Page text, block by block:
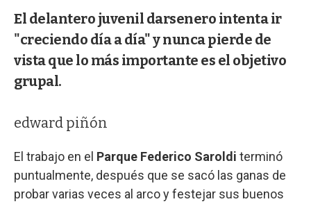
El delantero juvenil darsenero intenta ir
"creciendo día a día" y nunca pierde de
vista que lo más importante es el objetivo
grupal.
edward piñón
El trabajo en el Parque Federico Saroldi terminó
puntualmente, después que se sacó las ganas de
probar varias veces al arco y festejar sus buenos